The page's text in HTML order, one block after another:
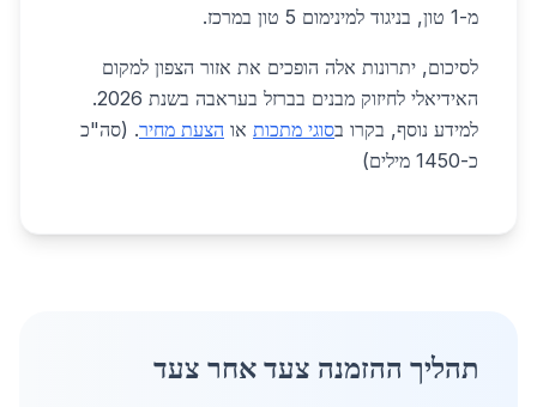
מ-1 טון, בניגוד למינימום 5 טון במרכז.
לסיכום, יתרונות אלה הופכים את אזור הצפון למקום
האידיאלי לחיזוק מבנים בברזל בעראבה בשנת 2026.
למידע נוסף, בקרו בסוגי מתכות או הצעת מחיר. (סה"כ
כ-1450 מילים)
תהליך ההזמנה צעד אחר צעד